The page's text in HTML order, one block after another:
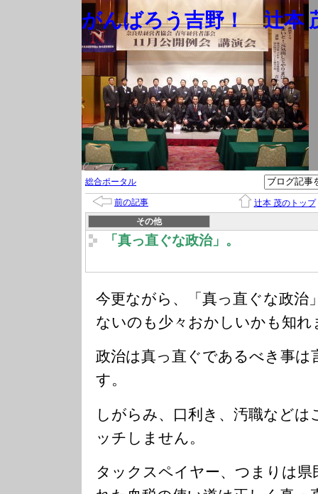
がんばろう吉野！ 辻本
総合ポータル
前の記事
辻本 茂のトップ
その他
「真っ直ぐな政治」。
今更ながら、「真っ直ぐな政治
ないのも少々おかしいかも知れ
政治は真っ直ぐであるべき事は
す。
しがらみ、口利き、汚職など
ッチしません。
タックスペイヤー、つまりは